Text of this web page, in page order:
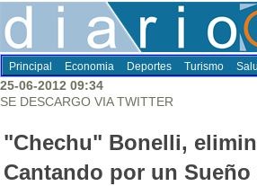
Principal Economia Deportes Turismo
25-06-2012 09:34
SE DESCARGO VIA TWITTER
"Chechu" Bonelli,
Cantando por un Sueño